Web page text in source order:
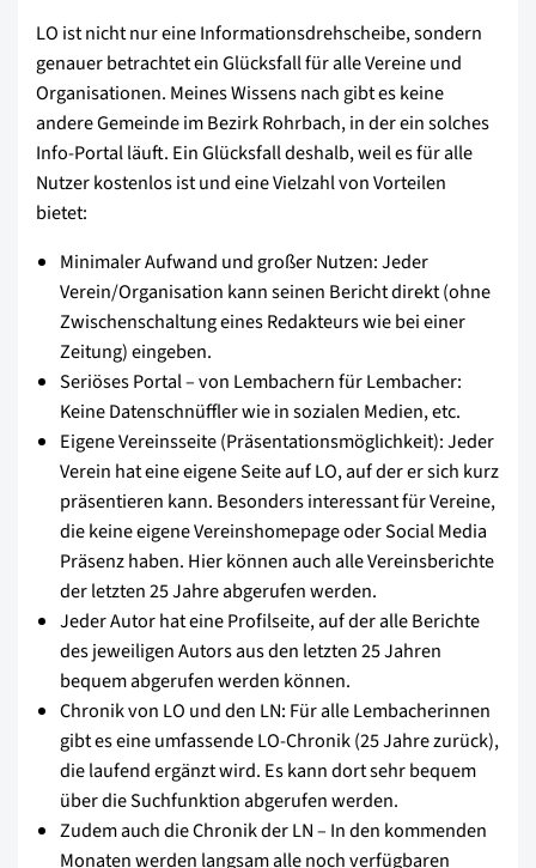
LO ist nicht nur eine Informationsdrehscheibe, sondern
genauer betrachtet ein Glücksfall für alle Vereine und
Organisationen. Meines Wissens nach gibt es keine
andere Gemeinde im Bezirk Rohrbach, in der ein solches
Info-Portal läuft. Ein Glücksfall deshalb, weil es für alle
Nutzer kostenlos ist und eine Vielzahl von Vorteilen
bietet:
Minimaler Aufwand und großer Nutzen: Jeder
Verein/Organisation kann seinen Bericht direkt (ohne
Zwischenschaltung eines Redakteurs wie bei einer
Zeitung) eingeben.
Seriöses Portal – von Lembachern für Lembacher:
Keine Datenschnüffler wie in sozialen Medien, etc.
Eigene Vereinsseite (Präsentationsmöglichkeit): Jeder
Verein hat eine eigene Seite auf LO, auf der er sich kurz
präsentieren kann. Besonders interessant für Vereine,
die keine eigene Vereinshomepage oder Social Media
Präsenz haben. Hier können auch alle Vereinsberichte
der letzten 25 Jahre abgerufen werden.
Jeder Autor hat eine Profilseite, auf der alle Berichte
des jeweiligen Autors aus den letzten 25 Jahren
bequem abgerufen werden können.
Chronik von LO und den LN: Für alle Lembacherinnen
gibt es eine umfassende LO-Chronik (25 Jahre zurück),
die laufend ergänzt wird. Es kann dort sehr bequem
über die Suchfunktion abgerufen werden.
Zudem auch die Chronik der LN – In den kommenden
Monaten werden langsam alle noch verfügbaren